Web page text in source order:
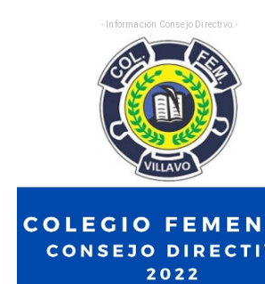
- Información Consejo Directivo: -